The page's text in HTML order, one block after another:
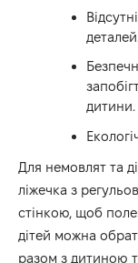
деталей.
дитини.
Для немовлят та
ліжечка з
стінкою, щоб
дітей можна
разом з дитиною